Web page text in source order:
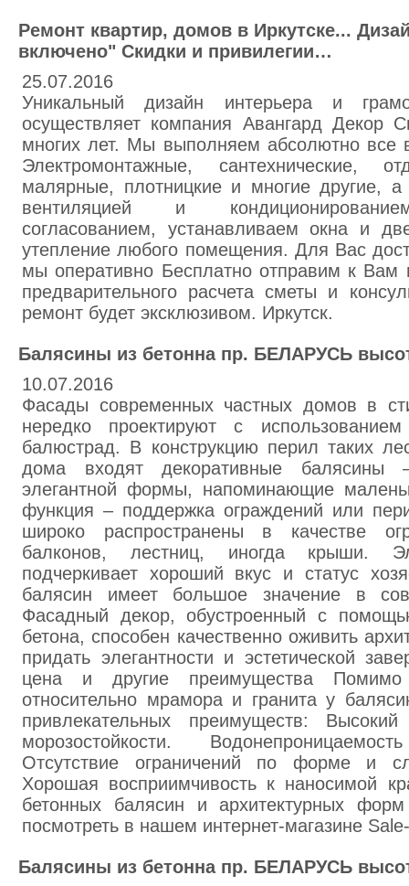
Ремонт квартир, домов в Иркутске...
включено" Скидки и привилегии…
25.07.2016
Уникальный дизайн интерьера и
осуществляет компания Авангард Декор
многих лет. Мы выполняем абсолютно все
Электромонтажные, сантехнические,
малярные, плотницкие и многие другие,
вентиляцией и
согласованием, устанавливаем окна и
утепление любого помещения. Для Вас
мы оперативно Бесплатно отправим к Вам
предварительного расчета сметы и
ремонт будет эксклюзивом. Иркутск.
Балясины из бетонна пр. БЕЛАРУСЬ
10.07.2016
Фасады современных частных домов в
нередко проектируют с
балюстрад. В конструкцию перил таких
дома входят декоративные балясины
элегантной формы, напоминающие
функция – поддержка ограждений или
широко распространены в качестве
балконов, лестниц, иногда крыши.
подчеркивает хороший вкус и статус
балясин имеет большое значение в
Фасадный декор, обустроенный с
бетона, способен качественно оживить
придать элегантности и эстетической
цена и другие преимущества Помимо
относительно мрамора и гранита у
привлекательных преимуществ:
морозостойкости.
Отсутствие ограничений по форме и
Хорошая восприимчивость к наносимой
бетонных балясин и архитектурных
посмотреть в нашем интернет-магазине
Балясины из бетонна пр. БЕЛАРУСЬ